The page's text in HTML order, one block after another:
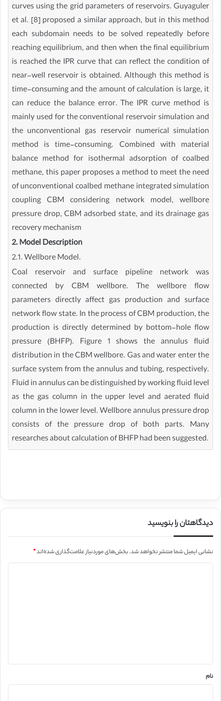
curves using the grid parameters of reservoirs. Guyaguler
et al. [8] proposed a similar approach, but in this method
each subdomain needs to be solved repeatedly before
reaching equilibrium, and then when the final equilibrium
is reached the IPR curve that can reflect the condition of
near-well reservoir is obtained. Although this method is
time-consuming and the amount of calculation is large, it
can reduce the balance error. The IPR curve method is
mainly used for the conventional reservoir simulation and
the unconventional gas reservoir numerical simulation
method is time-consuming. Combined with material
balance method for isothermal adsorption of coalbed
methane, this paper proposes a method to meet the need
of unconventional coalbed methane integrated simulation
coupling CBM considering network model, wellbore
pressure drop, CBM adsorbed state, and its drainage gas
recovery mechanism
2. Model Description
2.1. Wellbore Model.
Coal reservoir and surface pipeline network was
connected by CBM wellbore. The wellbore flow
parameters directly affect gas production and surface
network flow state. In the process of CBM production, the
production is directly determined by bottom-hole flow
pressure (BHFP). Figure 1 shows the annulus fluid
distribution in the CBM wellbore. Gas and water enter the
surface system from the annulus and tubing, respectively.
Fluid in annulus can be distinguished by working fluid level
as the gas column in the upper level and aerated fluid
column in the lower level. Wellbore annulus pressure drop
consists of the pressure drop of both parts. Many
researches about calculation of BHFP had been suggested.
دیدگاهتان را بنویسید
نشانی ایمیل شما منتشر نخواهد شد.بخش‌های موردنیاز علامت‌گذاری شده‌اند*
نام